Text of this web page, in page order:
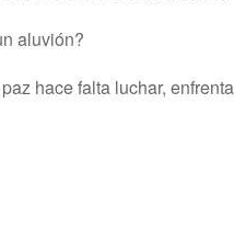
aluvión?
hace falta luchar,